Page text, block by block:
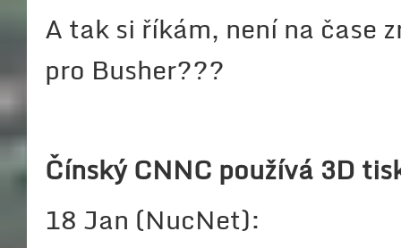
A tak si říkám, není na čase
pro Busher???
Čínský CNNC používá 3D
18 Jan (NucNet):